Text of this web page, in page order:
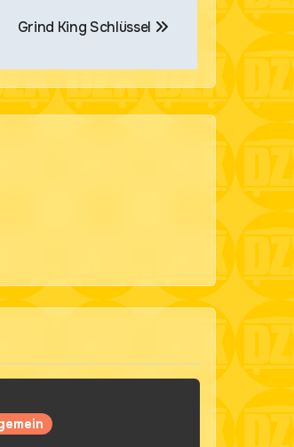
Grind King Schlüssel